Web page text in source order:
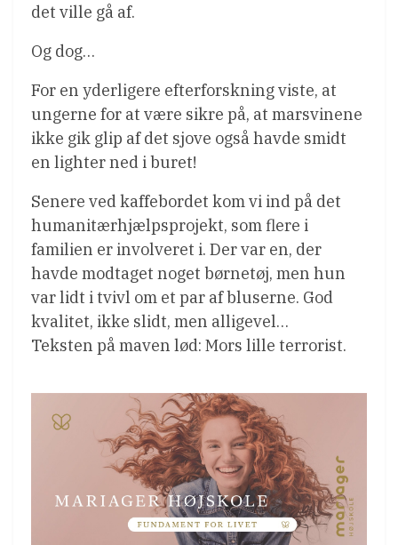
det ville gå af.
Og dog…
For en yderligere efterforskning viste, at
ungerne for at være sikre på, at marsvinene
ikke gik glip af det sjove også havde smidt
en lighter ned i buret!
Senere ved kaffebordet kom vi ind på det
humanitærhjælpsprojekt, som flere i
familien er involveret i. Der var en, der
havde modtaget noget børnetøj, men hun
var lidt i tvivl om et par af bluserne. God
kvalitet, ikke slidt, men alligevel…
Teksten på maven lød: Mors lille terrorist.